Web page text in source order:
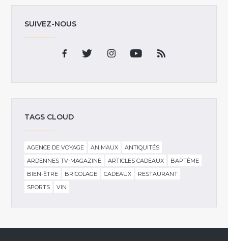
SUIVEZ-NOUS
TAGS CLOUD
AGENCE DE VOYAGE ANIMAUX
ANTIQUITÉS
ARDENNES TV-MAGAZINE
ARTICLES CADEAUX
BAPTÊME
BIEN-ÊTRE
BRICOLAGE CADEAUX
RESTAURANT
SPORTS
VIN